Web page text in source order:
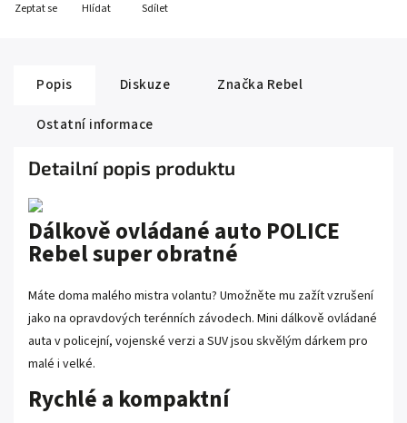
Zeptat se Hlídat Sdílet
Popis Diskuze Značka Rebel
Ostatní informace
Detailní popis produktu
Dálkově ovládané auto POLICE
Rebel super obratné
Máte doma malého mistra volantu? Umožněte mu zažít vzrušení
jako na opravdových terénních závodech. Mini dálkově ovládané
auta v policejní, vojenské verzi a SUV jsou skvělým dárkem pro
malé i velké.
Rychlé a kompaktní